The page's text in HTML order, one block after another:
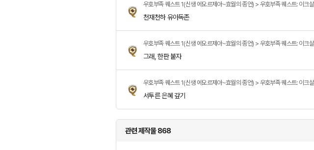
우호부족 퀘스트 1(신생 에오르제아~효월의 종언) > 우호부족 퀘스트: 이크살
천재천하 유아독존
우호부족 퀘스트 1(신생 에오르제아~효월의 종언) > 우호부족 퀘스트: 이크살
그래, 한판 붙자
우호부족 퀘스트 1(신생 에오르제아~효월의 종언) > 우호부족 퀘스트: 이크살
서투른 은혜 갚기
관련 제작물 868